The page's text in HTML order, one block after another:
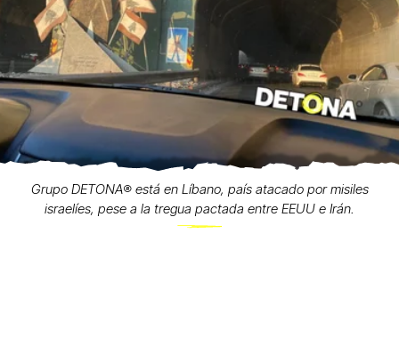
Grupo DETONA®️ está en Líbano, país atacado por misiles
israelíes, pese a la tregua pactada entre EEUU e Irán.